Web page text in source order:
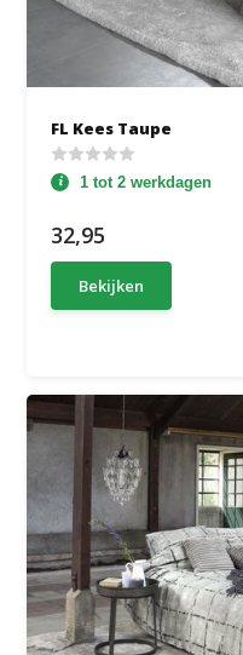
FL Kees Taupe
1 tot 2 werkdagen
32,95
Bekijken